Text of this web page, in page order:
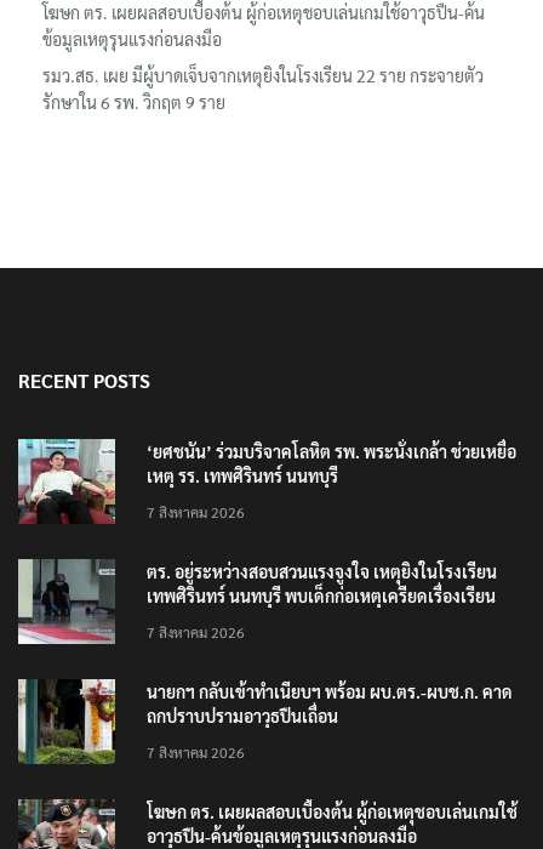
โฆษก ตร. เผยผลสอบเบื้องต้น ผู้ก่อเหตุชอบเล่นเกมใช้อาวุธปืน-ค้น
ข้อมูลเหตุรุนแรงก่อนลงมือ
รมว.สธ. เผย มีผู้บาดเจ็บจากเหตุยิงในโรงเรียน 22 ราย กระจายตัว
รักษาใน 6 รพ. วิกฤต 9 ราย
RECENT POSTS
‘ยศชนัน’ ร่วมบริจาคโลหิต รพ. พระนั่งเกล้า ช่วยเหยื่อ
เหตุ รร. เทพศิรินทร์ นนทบุรี
7 สิงหาคม 2026
ตร. อยู่ระหว่างสอบสวนแรงจูงใจ เหตุยิงในโรงเรียน
เทพศิรินทร์ นนทบุรี พบเด็กก่อเหตุเครียดเรื่องเรียน
7 สิงหาคม 2026
นายกฯ กลับเข้าทำเนียบฯ พร้อม ผบ.ตร.-ผบช.ก. คาด
ถกปราบปรามอาวุธปืนเถื่อน
7 สิงหาคม 2026
โฆษก ตร. เผยผลสอบเบื้องต้น ผู้ก่อเหตุชอบเล่นเกมใช้
อาวุธปืน-ค้นข้อมูลเหตุรุนแรงก่อนลงมือ